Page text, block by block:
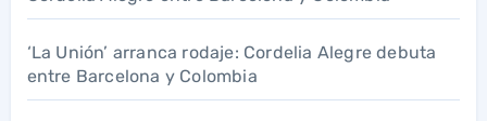
‘La Unión’ arranca rodaje: Cordelia Alegre debuta
entre Barcelona y Colombia